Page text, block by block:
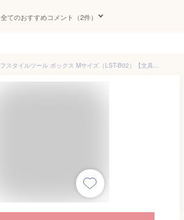
全てのおすすめコメント（2件）
ナカバヤシ ライフスタイルツール ボックス Mサイズ（LST-B02）【文具 収納ボックス おしゃれ 小物 デスク周り 整理 デザイン シンプル】